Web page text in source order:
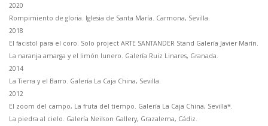
2020
Rompimiento de gloria. Iglesia de Santa María. Carmona, Sevilla.
2018
El facistol para el coro. Solo project ARTE SANTANDER Stand Galería Javier Marín.
La naranja amarga y el limón lunero. Galería Ruiz Linares, Granada.
2014
La Tierra y el Barro. Galería La Caja China, Sevilla.
2012
El zoom del campo, La fruta del tiempo. Galería La Caja China, Sevilla*.
La piedra al cielo. Galería Neilson Gallery, Grazalema, Cádiz.